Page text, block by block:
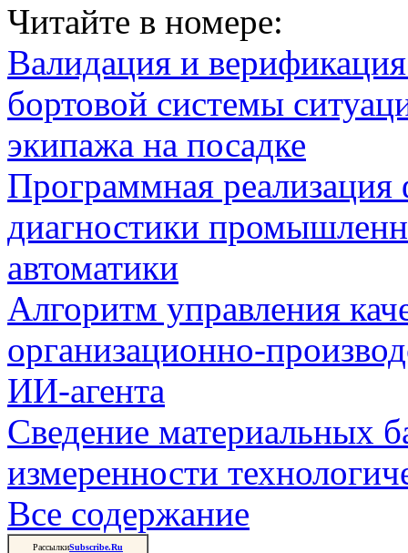
Читайте в номере:
Валидация и
бортовой системы
экипажа на посадке
Программная
диагностики
автоматики
Алгоритм управления
организационно-
ИИ-агента
Сведение материальных
измеренности
Все содержание
РассылкиSubscribe.Ru